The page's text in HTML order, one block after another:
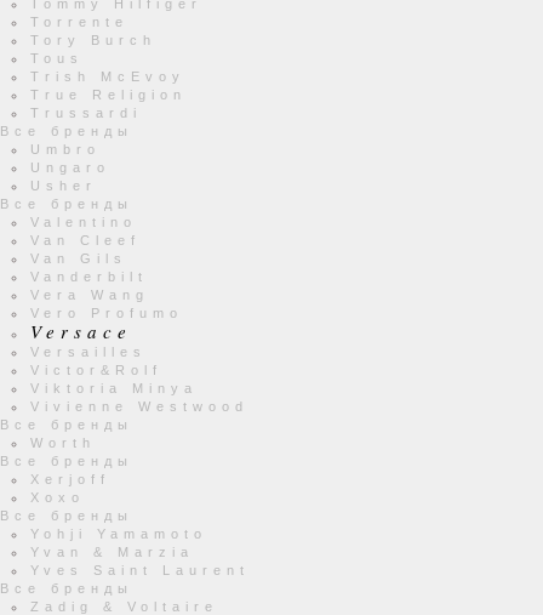
Tommy Hilfiger
Torrente
Tory Burch
Tous
Trish McEvoy
True Religion
Trussardi
Все бренды
Umbro
Ungaro
Usher
Все бренды
Valentino
Van Cleef
Van Gils
Vanderbilt
Vera Wang
Vero Profumo
Versace
Versailles
Victor&Rolf
Viktoria Minya
Vivienne Westwood
Все бренды
Worth
Все бренды
Xerjoff
Xoxo
Все бренды
Yohji Yamamoto
Yvan & Marzia
Yves Saint Laurent
Все бренды
Zadig & Voltaire